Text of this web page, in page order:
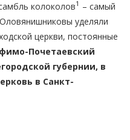
колоколов1 – самый
уделяли
церкви, постоянные
Почетаевский
губернии, в
в Санкт-